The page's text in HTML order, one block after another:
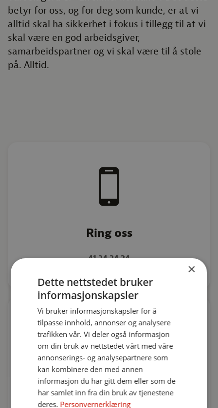
betyr for oss, og for deg som kunde, er at vi
alltid skal ha sikkerhet i fokus i tillegg til at vi
skal være en god arbeidsgiver,
samarbeidspartner og vi skal være til å stole
på. Alltid.
Ring oss
41 24 24 24
Besøk oss
×
Dette nettstedet bruker
informasjonskapsler
Vi bruker informasjonskapsler for å
tilpasse innhold, annonser og analysere
trafikken vår. Vi deler også informasjon
om din bruk av nettstedet vårt med våre
annonserings- og analysepartnere som
kan kombinere den med annen
informasjon du har gitt dem eller som de
har samlet inn fra din bruk av tjenestene
deres. Personvernerklæring